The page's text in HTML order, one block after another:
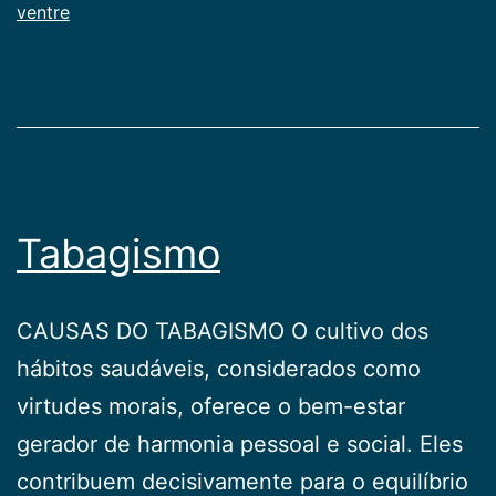
ventre
Tabagismo
CAUSAS DO TABAGISMO O cultivo dos
hábitos saudáveis, considerados como
virtudes morais, oferece o bem-estar
gerador de harmonia pessoal e social. Eles
contribuem decisivamente para o equilíbrio